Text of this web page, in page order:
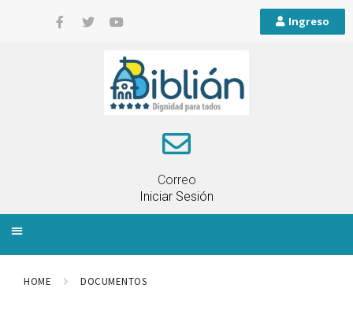
Ingreso
Correo
Iniciar Sesión
HOME DOCUMENTOS